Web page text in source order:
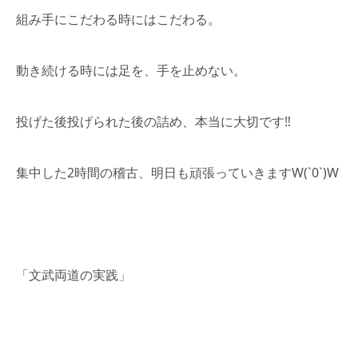
組み手にこだわる時にはこだわる。
動き続ける時には足を、手を止めない。
投げた後投げられた後の詰め、本当に大切です‼︎
集中した2時間の稽古、明日も頑張っていきますW(`0`)W
「文武両道の実践」